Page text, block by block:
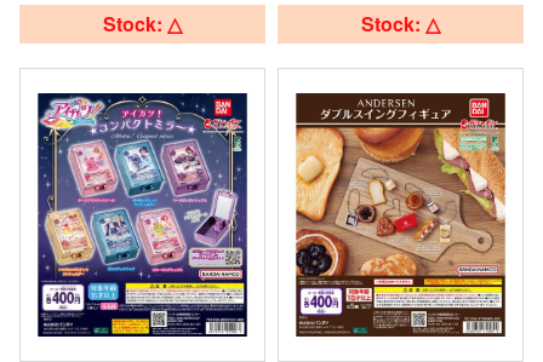
Stock: △ Stock: △